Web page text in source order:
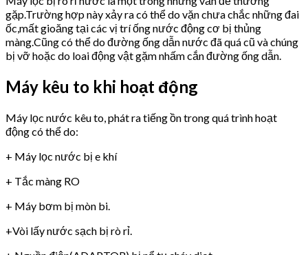
gặp.Trường hợp này xảy ra có thể do vặn chưa chắc những đai
ốc,mất gioăng tại các vị trí ống nước động cơ bị thủng
màng.Cũng có thể do đường ống dẫn nước đã quá cũ và chúng
bị vỡ hoặc do loai động vật gặm nhấm cắn đường ống dẫn.
Máy kêu to khi hoạt động
Máy lọc nước kêu to, phát ra tiếng ồn trong quá trình hoạt
động có thể do:
+ Máy lọc nước bị e khí
+ Tắc màng RO
+ Máy bơm bị mòn bi.
+Vòi lấy nước sạch bị rò rỉ.